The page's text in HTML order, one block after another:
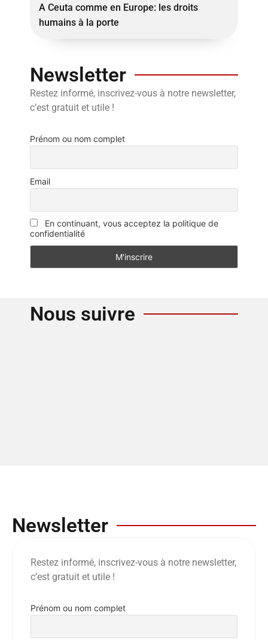
A Ceuta comme en Europe: les droits
humains à la porte
Newsletter
Restez informé, inscrivez-vous à notre newsletter,
c’est gratuit et utile !
Prénom ou nom complet
Email
En continuant, vous acceptez la politique de
confidentialité
Nous suivre
Newsletter
Restez informé, inscrivez-vous à notre newsletter,
c’est gratuit et utile !
Prénom ou nom complet